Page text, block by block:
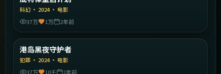
科幻 · 2024· 电影
37万
1万 2年前
精选
港岛黑夜守护者
犯罪 · 2024· 电影
37万
10千 2年前